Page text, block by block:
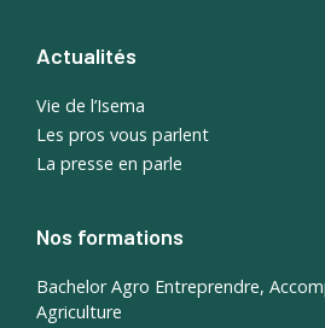
Actualités
Vie de l’Isema
Les pros vous parlent
La presse en parle
Nos formations
Bachelor Agro Entreprendre,
Agriculture